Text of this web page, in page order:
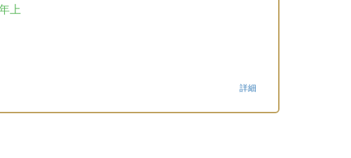
上
詳細